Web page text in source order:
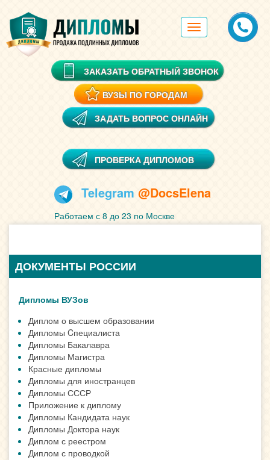
Toggle
navigation
ЗАКАЗАТЬ ОБРАТНЫЙ ЗВОНОК
ВУЗЫ ПО ГОРОДАМ
ЗАДАТЬ ВОПРОС ОНЛАЙН
ПРОВЕРКА ДИПЛОМОВ
Telegram @DocsElena
Работаем с 8 до 23 по Москве
ДОКУМЕНТЫ РОССИИ
Дипломы ВУЗов
Диплом о высшем образовании
Дипломы Cпециалиста
Дипломы Бакалавра
Дипломы Магистра
Красные дипломы
Дипломы для иностранцев
Дипломы СССР
Приложение к диплому
Дипломы Кандидата наук
Дипломы Доктора наук
Диплом с реестром
Диплом с проводкой